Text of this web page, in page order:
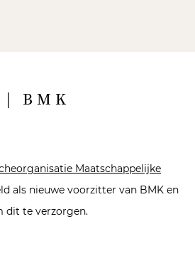
| BMK
Maatschappelijke
als nieuwe voorzitter van BMK en
dit te verzorgen.